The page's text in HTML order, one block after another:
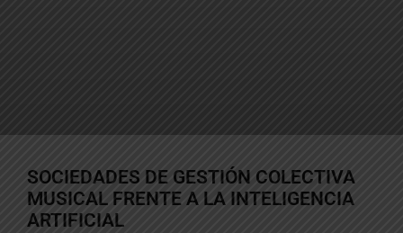
SOCIEDADES DE GESTIÓN COLECTIVA
MUSICAL FRENTE A LA INTELIGENCIA
ARTIFICIAL